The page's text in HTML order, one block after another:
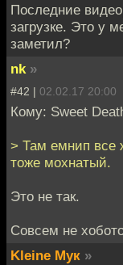
Последние
загрузке. Это у
заметил?
nk »
#42 | 02.02.17 20:00
Кому: Sweet
> Там емнип все
тоже мохнатый.
Это не так.
Совсем не
Kleine Мук »